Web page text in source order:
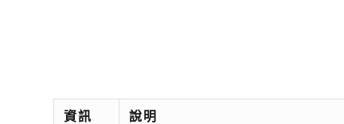
資訊 說明